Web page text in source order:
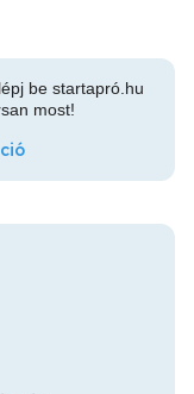
be startapró.hu
most!